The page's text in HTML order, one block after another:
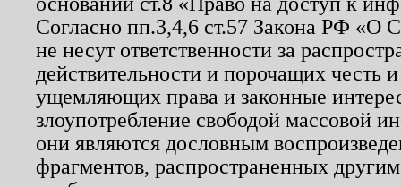
Согласно пп.3,4,6 ст.57 Закона РФ «О
не несут ответственности за
действительности и порочащих честь
ущемляющих права и законные
злоупотребление свободой массовой
они являются дословным
фрагментов, распространенных